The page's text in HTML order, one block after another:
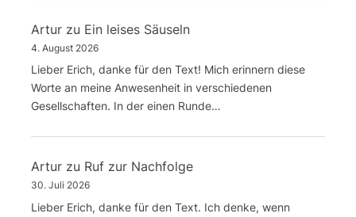
Artur zu Ein leises Säuseln
4. August 2026
Lieber Erich, danke für den Text! Mich erinnern diese
Worte an meine Anwesenheit in verschiedenen
Gesellschaften. In der einen Runde…
Artur zu Ruf zur Nachfolge
30. Juli 2026
Lieber Erich, danke für den Text. Ich denke, wenn